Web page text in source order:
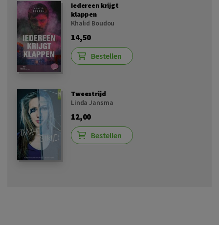
Iedereen krijgt
klappen
Khalid Boudou
14,50
Bestellen
Tweestrijd
Linda Jansma
12,00
Bestellen